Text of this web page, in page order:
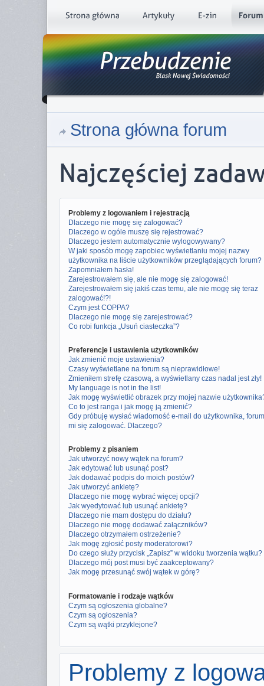
Strona główna forum
Najczęściej
Problemy z logowaniem i rejestracją
Dlaczego nie mogę się zalogować?
Dlaczego w ogóle muszę się rejestrować?
Dlaczego jestem automatycznie wylogowywany?
W jaki sposób mogę zapobiec wyświetlaniu mojej nazwy
użytkownika na liście użytkowników przeglądających forum?
Zapomniałem hasła!
Zarejestrowałem się, ale nie mogę się zalogować!
Zarejestrowałem się jakiś czas temu, ale nie mogę się teraz
zalogować!?!
Czym jest COPPA?
Dlaczego nie mogę się zarejestrować?
Co robi funkcja „Usuń ciasteczka”?
Preferencje i ustawienia użytkowników
Jak zmienić moje ustawienia?
Czasy wyświetlane na forum są nieprawidłowe!
Zmieniłem strefę czasową, a wyświetlany czas nadal jest zły!
My language is not in the list!
Jak mogę wyświetlić obrazek przy mojej nazwie
Co to jest ranga i jak mogę ją zmienić?
Gdy próbuję wysłać wiadomość e-mail do użytkownika,
mi się zalogować. Dlaczego?
Problemy z pisaniem
Jak utworzyć nowy wątek na forum?
Jak edytować lub usunąć post?
Jak dodawać podpis do moich postów?
Jak utworzyć ankietę?
Dlaczego nie mogę wybrać więcej opcji?
Jak wyedytować lub usunąć ankietę?
Dlaczego nie mam dostępu do działu?
Dlaczego nie mogę dodawać załączników?
Dlaczego otrzymałem ostrzeżenie?
Jak mogę zgłosić posty moderatorowi?
Do czego służy przycisk „Zapisz” w widoku tworzenia wątku?
Dlaczego mój post musi być zaakceptowany?
Jak mogę przesunąć swój wątek w górę?
Formatowanie i rodzaje wątków
Czym są ogłoszenia globalne?
Czym są ogłoszenia?
Czym są wątki przyklejone?
Problemy z